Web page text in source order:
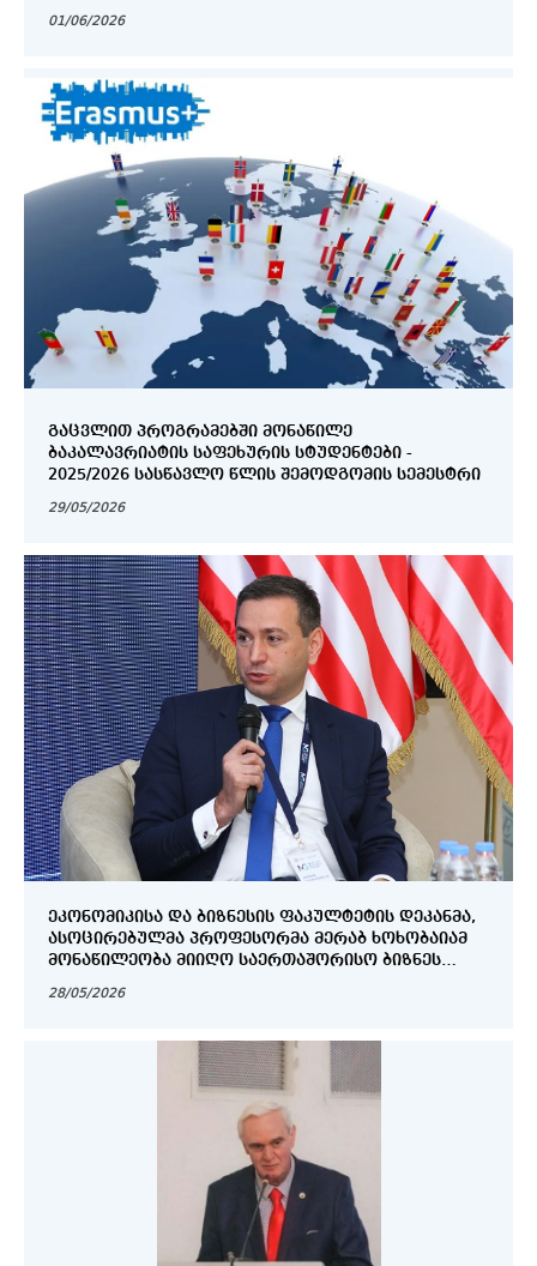
01/06/2026
ᲒᲐᲪᲕᲚᲘᲗ ᲞᲠᲝᲒᲠᲐᲛᲔᲑᲨᲘ ᲛᲝᲜᲐᲬᲘᲚᲔ
ᲑᲐᲙᲐᲚᲐᲕᲠᲘᲐᲢᲘᲡ ᲡᲐᲤᲔᲮᲣᲠᲘᲡ ᲡᲢᲣᲓᲔᲜᲢᲔᲑᲘ -
2025/2026 ᲡᲐᲡᲬᲐᲕᲚᲝ ᲬᲚᲘᲡ ᲨᲔᲛᲝᲓᲒᲝᲛᲘᲡ ᲡᲔᲛᲔᲡᲢᲠᲘ
29/05/2026
ᲔᲙᲝᲜᲝᲛᲘᲙᲘᲡᲐ ᲓᲐ ᲑᲘᲖᲜᲔᲡᲘᲡ ᲤᲐᲙᲣᲚᲢᲔᲢᲘᲡ ᲓᲔᲙᲐᲜᲛᲐ,
ᲐᲡᲝᲪᲘᲠᲔᲑᲣᲚᲛᲐ ᲞᲠᲝᲤᲔᲡᲝᲠᲛᲐ ᲛᲔᲠᲐᲑ ᲮᲝᲮᲝᲑᲐᲘᲐᲛ
ᲛᲝᲜᲐᲬᲘᲚᲔᲝᲑᲐ ᲛᲘᲘᲦᲝ ᲡᲐᲔᲠᲗᲐᲨᲝᲠᲘᲡᲝ ᲑᲘᲖᲜᲔᲡ
28/05/2026